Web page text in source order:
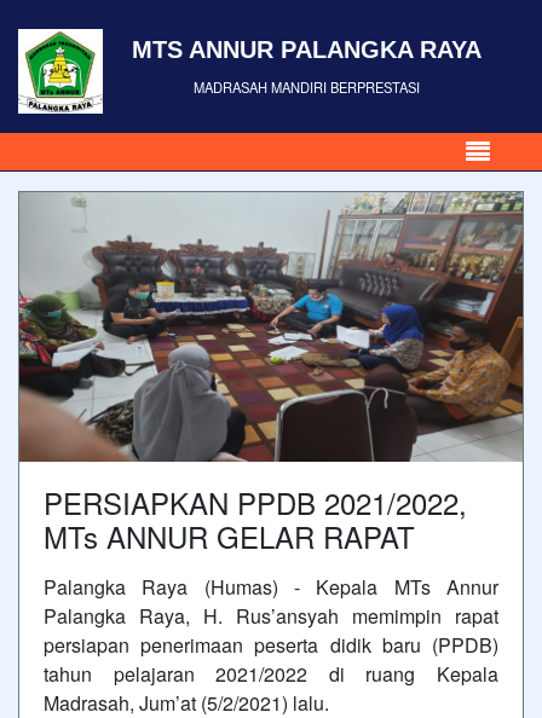
MTS ANNUR PALANGKA RAYA
MADRASAH MANDIRI BERPRESTASI
PERSIAPKAN PPDB 2021/2022,
MTs ANNUR GELAR RAPAT
Palangka Raya (Humas) - Kepala MTs Annur
Palangka Raya, H. Rus’ansyah memimpin rapat
persiapan penerimaan peserta didik baru (PPDB)
tahun pelajaran 2021/2022 di ruang Kepala
Madrasah, Jum’at (5/2/2021) lalu.